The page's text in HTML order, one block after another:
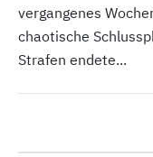
vergangenes
chaotische
Strafen endete...